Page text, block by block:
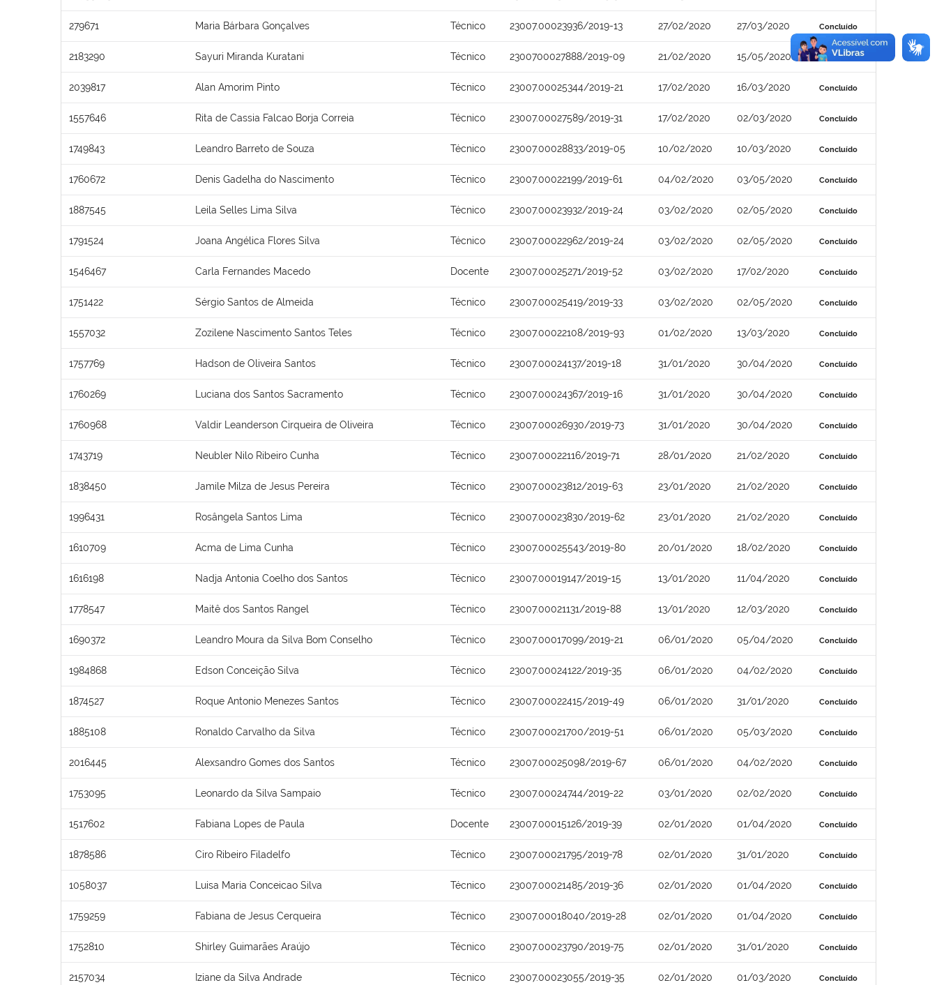
279671 Maria Bárbara Gonçalves Técnico 23007.00023936/2019-13 27/02/2020 27/03/2020 Concluído
2183290 Sayuri Miranda Kuratani Técnico 2300700027888/2019-09 21/02/2020 15/05/2020 Concluído
2039817 Alan Amorim Pinto Técnico 23007.00025344/2019-21 17/02/2020 16/03/2020 Concluído
1557646 Rita de Cassia Falcao Borja Correia Técnico 23007.00027589/2019-31 17/02/2020 02/03/2020 Concluído
1749843 Leandro Barreto de Souza Técnico 23007.00028833/2019-05 10/02/2020 10/03/2020 Concluído
1760672 Denis Gadelha do Nascimento Técnico 23007.00022199/2019-61 04/02/2020 03/05/2020 Concluído
1887545 Leila Selles Lima Silva Técnico 23007.00023932/2019-24 03/02/2020 02/05/2020 Concluído
1791524 Joana Angélica Flores Silva Técnico 23007.00022962/2019-24 03/02/2020 02/05/2020 Concluído
1546467 Carla Fernandes Macedo Docente 23007.00025271/2019-52 03/02/2020 17/02/2020 Concluído
1751422 Sérgio Santos de Almeida Técnico 23007.00025419/2019-33 03/02/2020 02/05/2020 Concluído
1557032 Zozilene Nascimento Santos Teles Técnico 23007.00022108/2019-93 01/02/2020 13/03/2020 Concluído
1757769 Hadson de Oliveira Santos Técnico 23007.00024137/2019-18 31/01/2020 30/04/2020 Concluído
1760269 Luciana dos Santos Sacramento Técnico 23007.00024367/2019-16 31/01/2020 30/04/2020 Concluído
1760968 Valdir Leanderson Cirqueira de Oliveira Técnico 23007.00026930/2019-73 31/01/2020 30/04/2020 Concluído
1743719 Neubler Nilo Ribeiro Cunha Técnico 23007.00022116/2019-71 28/01/2020 21/02/2020 Concluído
1838450 Jamile Milza de Jesus Pereira Técnico 23007.00023812/2019-63 23/01/2020 21/02/2020 Concluído
1996431 Rosângela Santos Lima Técnico 23007.00023830/2019-62 23/01/2020 21/02/2020 Concluído
1610709 Acma de Lima Cunha Técnico 23007.00025543/2019-80 20/01/2020 18/02/2020 Concluído
1616198 Nadja Antonia Coelho dos Santos Técnico 23007.00019147/2019-15 13/01/2020 11/04/2020 Concluído
1778547 Maitê dos Santos Rangel Técnico 23007.00021131/2019-88 13/01/2020 12/03/2020 Concluído
1690372 Leandro Moura da Silva Bom Conselho Técnico 23007.00017099/2019-21 06/01/2020 05/04/2020 Concluído
1984868 Edson Conceição Silva Técnico 23007.00024122/2019-35 06/01/2020 04/02/2020 Concluído
1874527 Roque Antonio Menezes Santos Técnico 23007.00022415/2019-49 06/01/2020 31/01/2020 Concluído
1885108 Ronaldo Carvalho da Silva Técnico 23007.00021700/2019-51 06/01/2020 05/03/2020 Concluído
2016445 Alexsandro Gomes dos Santos Técnico 23007.00025098/2019-67 06/01/2020 04/02/2020 Concluído
1753095 Leonardo da Silva Sampaio Técnico 23007.00024744/2019-22 03/01/2020 02/02/2020 Concluído
1517602 Fabiana Lopes de Paula Docente 23007.00015126/2019-39 02/01/2020 01/04/2020 Concluído
1878586 Ciro Ribeiro Filadelfo Técnico 23007.00021795/2019-78 02/01/2020 31/01/2020 Concluído
1058037 Luisa Maria Conceicao Silva Técnico 23007.00021485/2019-36 02/01/2020 01/04/2020 Concluído
1759259 Fabiana de Jesus Cerqueira Técnico 23007.00018040/2019-28 02/01/2020 01/04/2020 Concluído
1752810 Shirley Guimarães Araújo Técnico 23007.00023790/2019-75 02/01/2020 31/01/2020 Concluído
2157034 Iziane da Silva Andrade Técnico 23007.00023055/2019-35 02/01/2020 01/03/2020 Concluído